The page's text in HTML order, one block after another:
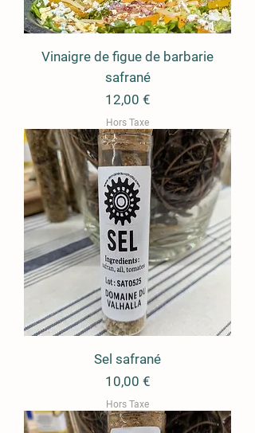
Vinaigre de figue de barbarie
safrané
Prix
12,00 €
Hors Taxe
Sel safrané
Prix
10,00 €
Hors Taxe